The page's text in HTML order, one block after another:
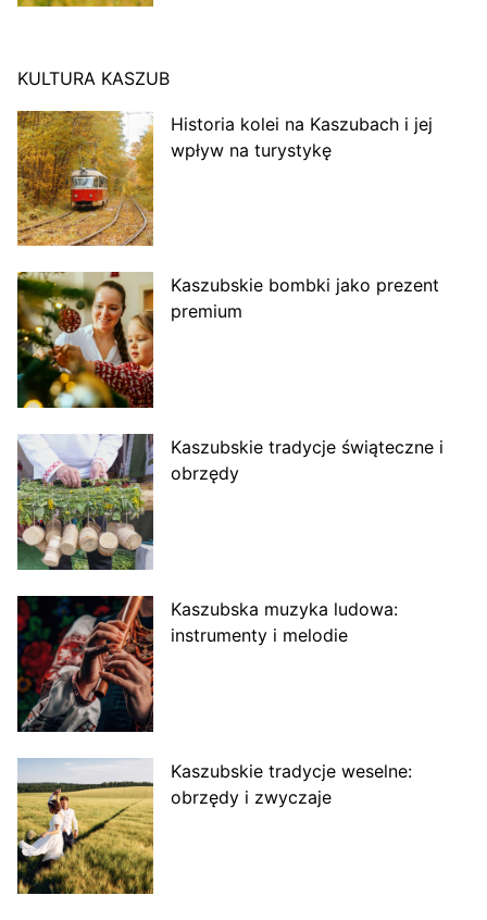
KULTURA KASZUB
Historia kolei na Kaszubach i jej
wpływ na turystykę
Kaszubskie bombki jako prezent
premium
Kaszubskie tradycje świąteczne i
obrzędy
Kaszubska muzyka ludowa:
instrumenty i melodie
Kaszubskie tradycje weselne:
obrzędy i zwyczaje